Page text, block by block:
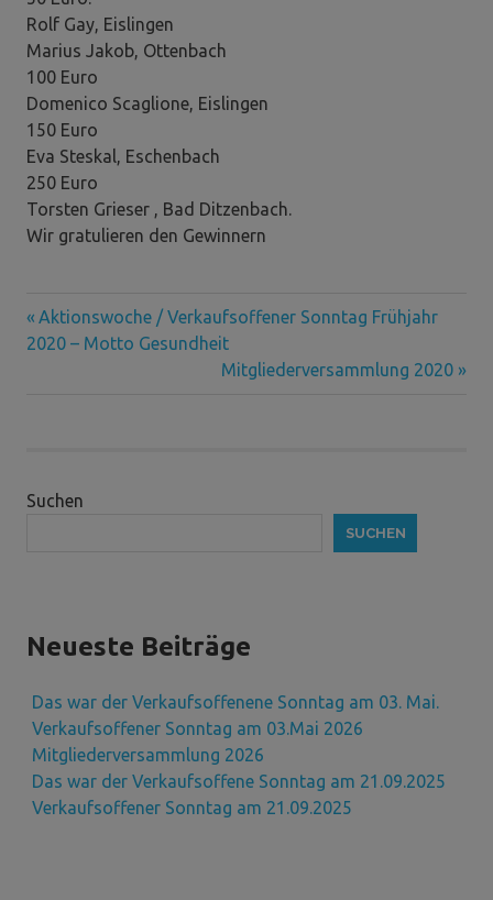
Rolf Gay, Eislingen
Marius Jakob, Ottenbach
100 Euro
Domenico Scaglione, Eislingen
150 Euro
Eva Steskal, Eschenbach
250 Euro
Torsten Grieser , Bad Ditzenbach.
Wir gratulieren den Gewinnern
Beitragsnavigation
Vorheriger
Beitrag:
Aktionswoche / Verkaufsoffener Sonntag Frühjahr
2020 – Motto Gesundheit
Nächster
Mitgliederversammlung 2020
Suchen
SUCHEN
Neueste Beiträge
Das war der Verkaufsoffenene Sonntag am 03. Mai.
Verkaufsoffener Sonntag am 03.Mai 2026
Mitgliederversammlung 2026
Das war der Verkaufsoffene Sonntag am 21.09.2025
Verkaufsoffener Sonntag am 21.09.2025